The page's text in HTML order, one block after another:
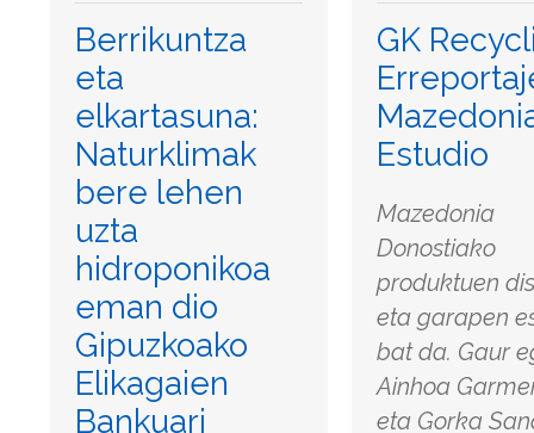
Berrikuntza
eta
elkartasuna:
Naturklimak
bere lehen
uzta
hidroponikoa
eman dio
Gipuzkoako
Elikagaien
Bankuari
GK
Estudio
Mazedonia
Donostiako
produktuen
eta garapen
bat da. Gaur
Ainhoa
eta Gorka